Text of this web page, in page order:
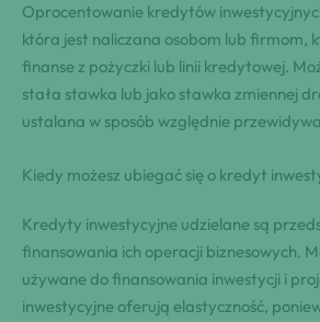
Oprocentowanie kredytów
która jest naliczana osobom lub firmom,
finanse z pożyczki lub linii kredytowej.
stała stawka lub jako stawka zmiennej
ustalana w sposób względnie
Kiedy możesz ubiegać się o kredyt
Kredyty inwestycyjne udzielane są
finansowania ich operacji biznesowych.
używane do finansowania inwestycji i
inwestycyjne oferują elastyczność,